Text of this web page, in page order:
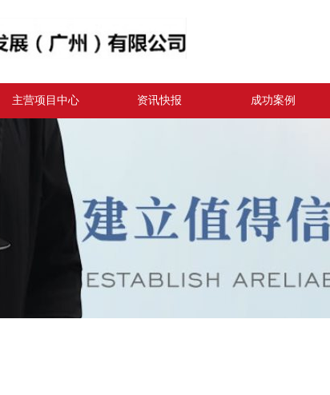
主营项目中心 资讯快报 成功案例